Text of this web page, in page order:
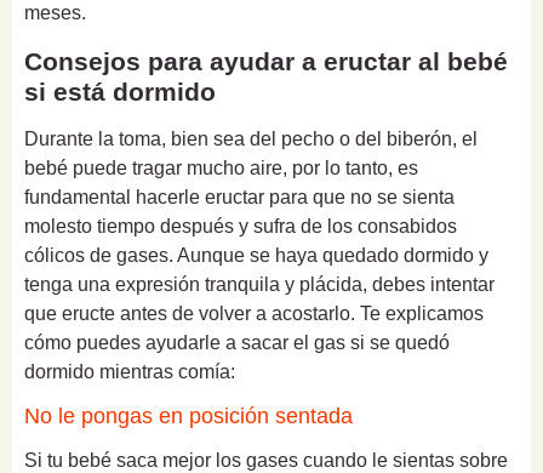
meses.
Consejos para ayudar a eructar al bebé
si está dormido
Durante la toma, bien sea del pecho o del biberón, el
bebé puede tragar mucho aire, por lo tanto, es
fundamental hacerle eructar para que no se sienta
molesto tiempo después y sufra de los consabidos
cólicos de gases. Aunque se haya quedado dormido y
tenga una expresión tranquila y plácida, debes intentar
que eructe antes de volver a acostarlo. Te explicamos
cómo puedes ayudarle a sacar el gas si se quedó
dormido mientras comía:
No le pongas en posición sentada
Si tu bebé saca mejor los gases cuando le sientas sobre